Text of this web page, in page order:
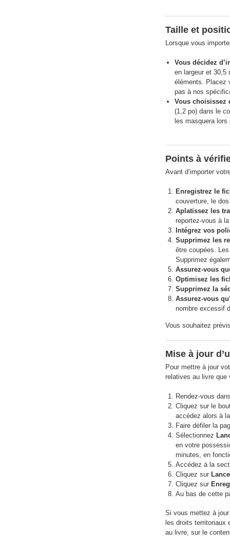
Taille et
Lorsque vous
Vous décidez
en largeur et 30,5
éléments. Placez
pas à nos
Vous choisissez
(1,2 po) dans le
les masquera
Points à
Avant d’importer
Enregistrez le
couverture, le
Aplatissez les
reportez-vous à
Intégrez vos
Supprimez les
être coupées.
Supprimez
Assurez-vous
Optimisez les
Supprimez la
Assurez-vous
nombre excessif
Vous souhaitez
Mise à jour
Pour mettre à jour
relatives au livre
Rendez-vous
Cliquez sur le
accédez alors à
Faire défiler la
Sélectionnez
en votre
minutes, en
Accédez à la
Cliquez sur
Cliquez sur
Au bas de cette
Si vous mettez à
les droits territoriaux
au livre, sur le